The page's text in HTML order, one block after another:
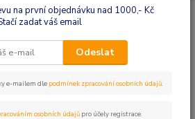
na první objednávku nad 1000,- Kč
zadat váš email
Odeslat
e-mailem dle podmínek zpracování osobních údajů.
osobních údajů pro účely registrace.